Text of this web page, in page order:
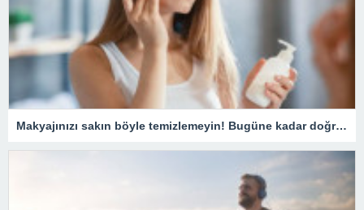
Makyajınızı sakın böyle temizlemeyin! Bugüne kadar doğru bilinen yanlış temizleme yöntemi pahalıya mal oluyor